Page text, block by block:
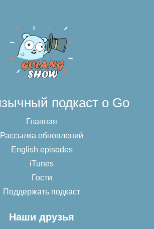
подкаст о Go
Главная
Рассылка обновлений
English episodes
iTunes
Гости
Поддержать подкаст
Наши друзья